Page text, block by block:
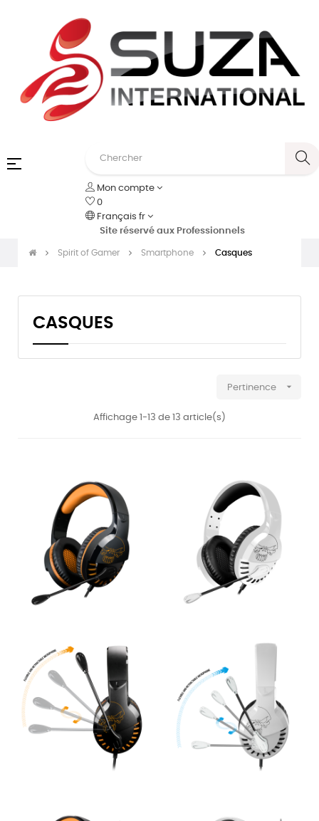
Basculer
☰
Mon compte
0
Français fr
Site réservé aux Professionnels
Spirit of Gamer Smartphone Casques
CASQUES
Pertinence 
Affichage 1-13 de 13 article(s)